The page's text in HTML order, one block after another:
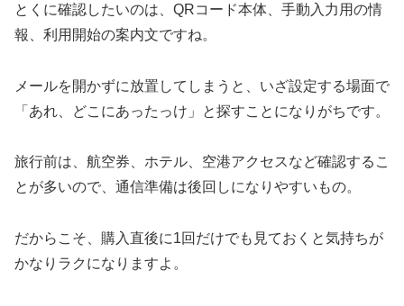
とくに確認したいのは、QRコード本体、手動入力用の情
報、利用開始の案内文ですね。
メールを開かずに放置してしまうと、いざ設定する場面で
「あれ、どこにあったっけ」と探すことになりがちです。
旅行前は、航空券、ホテル、空港アクセスなど確認するこ
とが多いので、通信準備は後回しになりやすいもの。
だからこそ、購入直後に1回だけでも見ておくと気持ちが
かなりラクになりますよ。